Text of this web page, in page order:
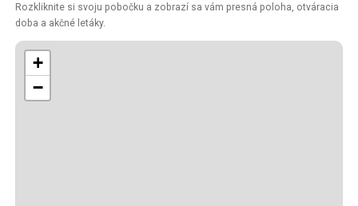
Rozkliknite si svoju pobočku a zobrazí sa vám presná poloha, otváracia
doba a akčné letáky.
+
−